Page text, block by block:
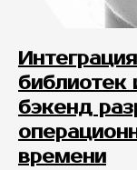
библиотек
бэкенд
времени